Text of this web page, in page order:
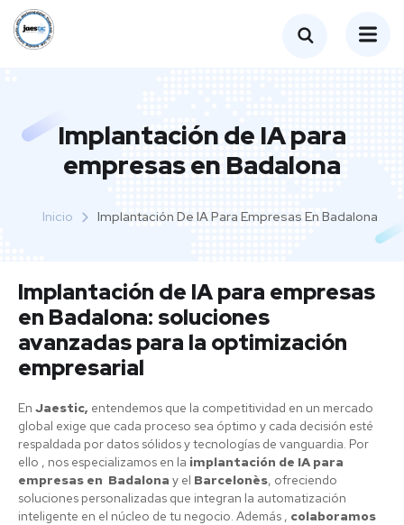
Implantación de IA para
empresas en Badalona
Inicio Implantación De IA Para Empresas En Badalona
Implantación de IA para empresas
en Badalona: soluciones
avanzadas para la optimización
empresarial
En Jaestic, entendemos que la competitividad en un mercado
global exige que cada proceso sea óptimo y cada decisión esté
respaldada por datos sólidos y tecnologías de vanguardia. Por
ello , nos especializamos en la implantación de IA para
empresas en Badalona y el Barcelonès, ofreciendo
soluciones personalizadas que integran la automatización
inteligente en el núcleo de tu negocio. Además , colaboramos